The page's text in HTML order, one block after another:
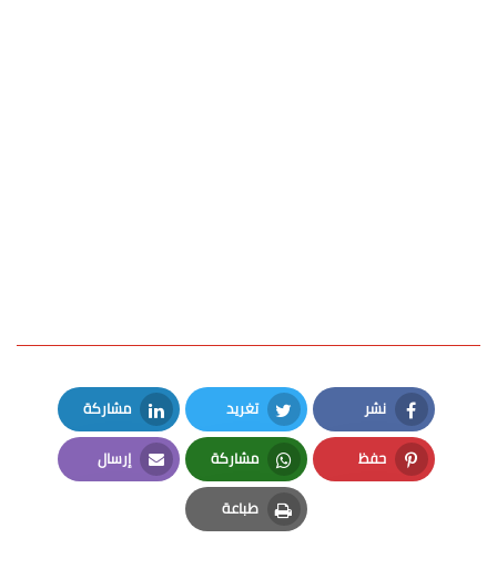
نشر
Facebook
تغريد
Twitter
مشاركة
LinkedIn
حفظ
Pinterest
مشاركة
Whatsapp
إرسال
Email
طباعة
Print